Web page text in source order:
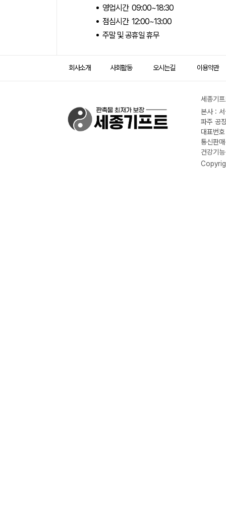
영업시간 09:00~18:30
점심시간 12:00~13:00
주말 및 공휴일 휴무
회사소개 사회활동 오시는길 이용약관
세종기
본사 :
파주 공
대표번
통신판
건강기